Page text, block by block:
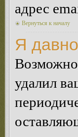
адрес
Вернуться к началу
Я
удалил